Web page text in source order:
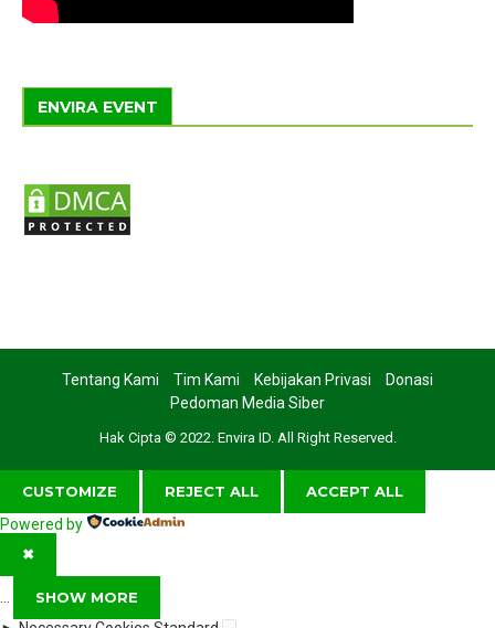
ENVIRA EVENT
Tentang Kami Tim Kami Kebijakan Privasi
Donasi
Pedoman Media Siber
Hak Cipta © 2022. Envira ID. All Right Reserved.
CUSTOMIZE REJECT ALL
ACCEPT ALL
Powered by
✖
SHOW MORE